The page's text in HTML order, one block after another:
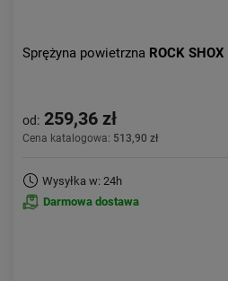
Sprężyna powietrzna ROCK SHOX
od: 259,36 zł
Cena katalogowa: 513,90 zł
Wysyłka w: 24h
Darmowa dostawa